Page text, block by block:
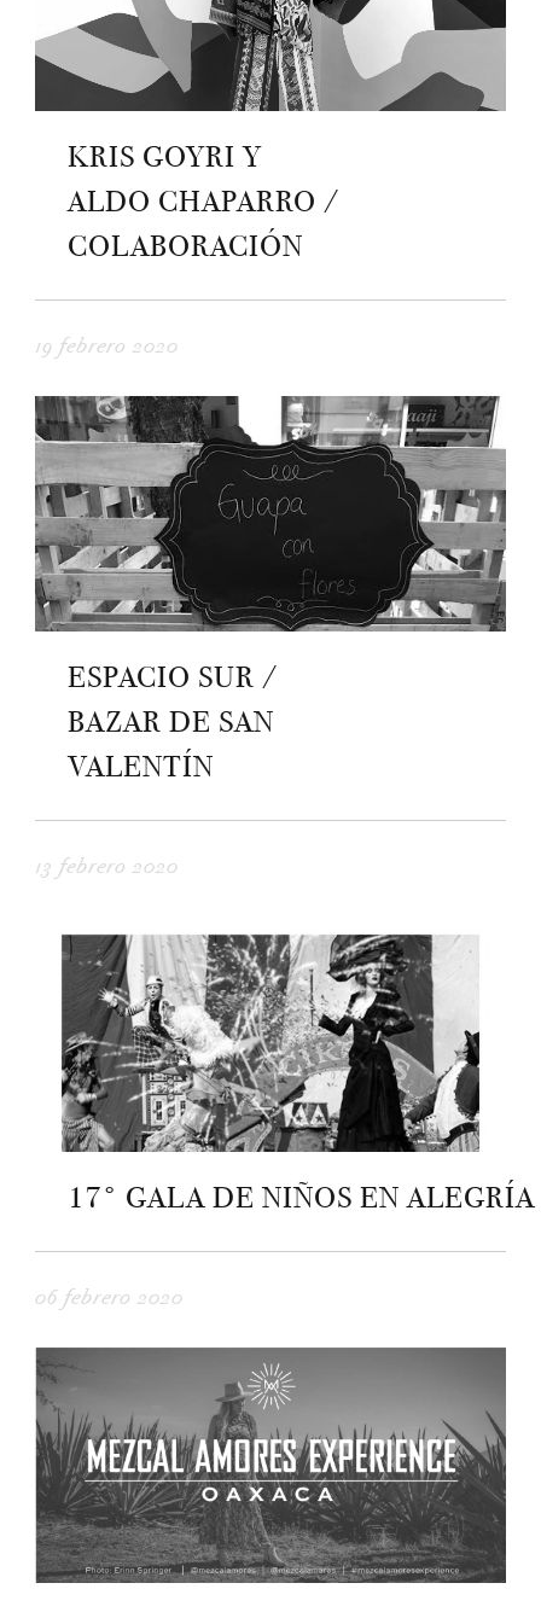
KRIS GOYRI Y
ALDO CHAPARRO /
COLABORACIÓN
19 febrero 2020
ESPACIO SUR /
BAZAR DE SAN
VALENTÍN
13 febrero 2020
17° GALA DE NIÑOS EN ALEGRÍA
06 febrero 2020